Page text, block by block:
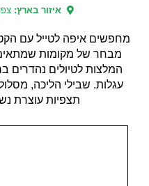
איזור בארץ:
מחפשים איפה לטייל עם
מבחר של מקומות
המלצות לטיולים
עגלות. שבילי הליכה,
תצפיות עוצרת